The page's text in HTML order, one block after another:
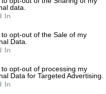
data.
In
to opt-out of the Sale of my
Data.
In
to opt-out of processing my
Data for Targeted Advertising.
In
το τρένο των startups:
την ώρα που Κύπρος,
Βουλγαρία, Βόρεια
Αλβανία επιταχύνουν
φωτιά σε σπίτι στον